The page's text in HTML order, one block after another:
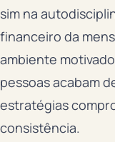
sim na
financeiro da
ambiente
pessoas acabam
estratégias
consistência.